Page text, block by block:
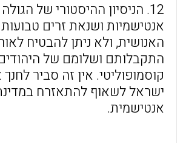
12. הניסיון ההיסטורי של
אנטישמיות ושנאת זרים
האנושית, ולא ניתן להבטיח
התקבלותם ושלומם של
קוסמופוליטי. אין זה סביר
ישראל לשאוף להתאזרח
אנטישמית.